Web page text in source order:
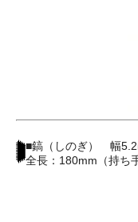
■鎬（しのぎ） 幅
全長：180mm（持ち